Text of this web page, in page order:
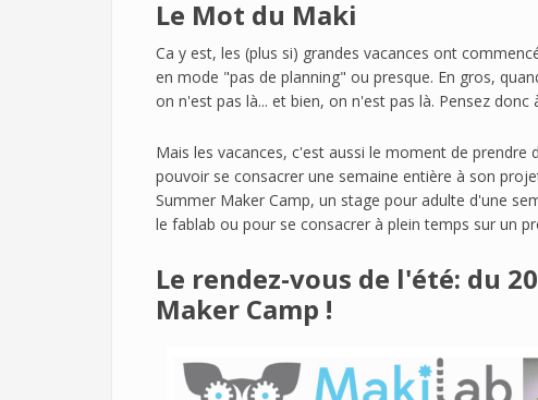
Le Mot du Maki
Ca y est, les (plus si) grandes vacances ont
en mode "pas de planning" ou presque. En gros,
on n'est pas là... et bien, on n'est pas là. Pensez donc
Mais les vacances, c'est aussi le moment de
pouvoir se consacrer une semaine entière à son
Summer Maker Camp, un stage pour adulte d'une
le fablab ou pour se consacrer à plein temps sur un
Le rendez-vous de l'été: du
Maker Camp !